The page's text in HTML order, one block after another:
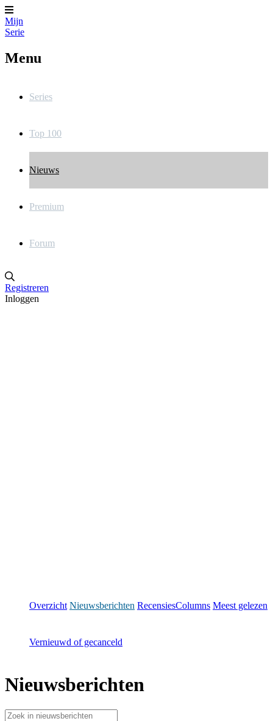
Mijn
Serie
Menu
Series
Top 100
Nieuws
Premium
Forum
Registreren
Inloggen
Overzicht Nieuwsberichten RecensiesColumns Meest gelezen
Vernieuwd of gecanceld
Nieuwsberichten